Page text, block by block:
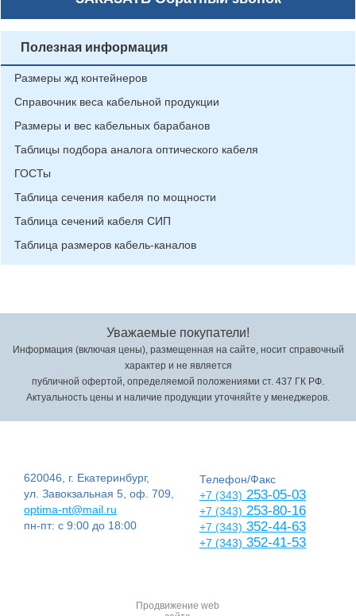
Полезная информация
Размеры жд контейнеров
Справочник веса кабельной продукции
Размеры и вес кабельных барабанов
Таблицы подбора аналога оптического кабеля
ГОСТы
Таблица сечения кабеля по мощности
Таблица сечений кабеля СИП
Таблица размеров кабель-каналов
Уважаемые покупатели!
Информация (включая цены), размещенная на сайте, носит справочный
характер и не является
публичной офертой, определяемой положениями ст. 437 ГК РФ.
Актуальность цены и наличие продукции уточняйте у менеджеров.
620046, г. Екатеринбург,
ул. Завокзальная 5, оф. 709,
optima-nt@mail.ru
пн-пт: с 9:00 до 18:00
Телефон/Факс
+7 (343) 253-05-03
+7 (343) 253-80-16
+7 (343) 352-44-63
+7 (343) 352-41-53
Продвижение web